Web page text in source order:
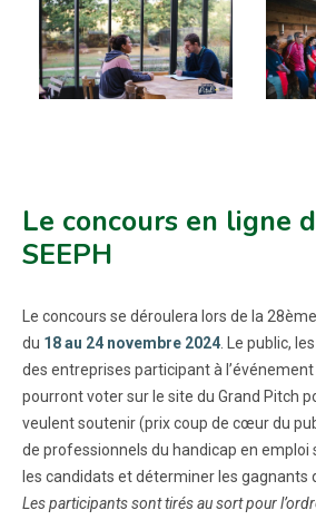
Le concours en ligne
SEEPH
Le concours se déroulera lors de la
du 18 au 24 novembre 2024. Le public,
des entreprises participant à
pourront voter sur le site du Grand Pitch
veulent soutenir (prix coup de cœur du
de professionnels du handicap en emploi
les candidats et déterminer les gagnants
Les participants sont tirés au sort pour